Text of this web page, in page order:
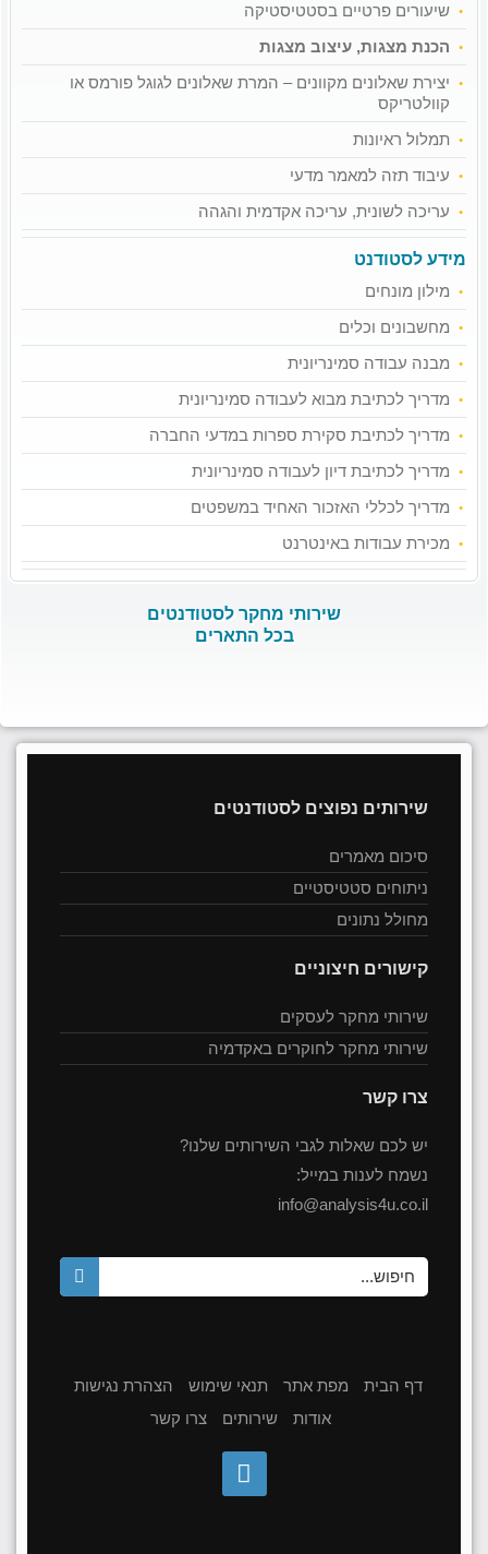
שיעורים פרטיים בסטטיסטיקה
הכנת מצגות, עיצוב מצגות
יצירת שאלונים מקוונים – המרת שאלונים לגוגל פורמס או
קוולטריקס
תמלול ראיונות
עיבוד תזה למאמר מדעי
עריכה לשונית, עריכה אקדמית והגהה
מידע לסטודנט
מילון מונחים
מחשבונים וכלים
מבנה עבודה סמינריונית
מדריך לכתיבת מבוא לעבודה סמינריונית
מדריך לכתיבת סקירת ספרות במדעי החברה
מדריך לכתיבת דיון לעבודה סמינריונית
מדריך לכללי האזכור האחיד במשפטים
מכירת עבודות באינטרנט
שירותי מחקר לסטודנטים
בכל התארים
שירותים נפוצים לסטודנטים
סיכום מאמרים
ניתוחים סטטיסטיים
מחולל נתונים
קישורים חיצוניים
שירותי מחקר לעסקים
שירותי מחקר לחוקרים באקדמיה
צרו קשר
יש לכם שאלות לגבי השירותים שלנו?
נשמח לענות במייל:
info@analysis4u.co.il
דף הבית מפת אתר תנאי שימוש
הצהרת נגישות
אודות
שירותים צרו קשר